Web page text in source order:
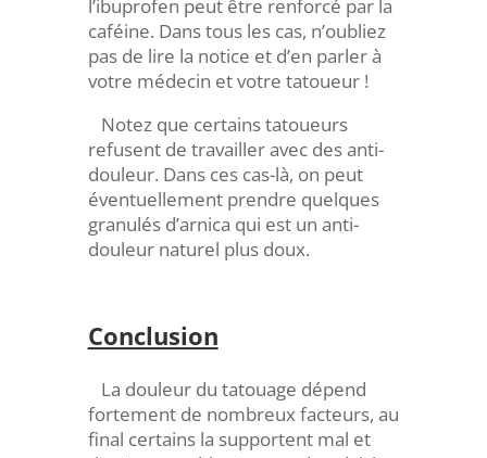
l’ibuprofen peut être renforcé par la
caféine. Dans tous les cas, n’oubliez
pas de lire la notice et d’en parler à
votre médecin et votre tatoueur !
Notez que certains tatoueurs
refusent de travailler avec des anti-
douleur. Dans ces cas-là, on peut
éventuellement prendre quelques
granulés d’arnica qui est un anti-
douleur naturel plus doux.
Conclusion
La douleur du tatouage dépend
fortement de nombreux facteurs, au
final certains la supportent mal et